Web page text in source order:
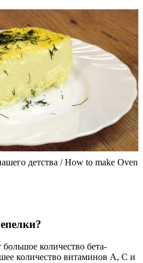
детства / How to make Oven
количество бета-
количество витаминов А, С и